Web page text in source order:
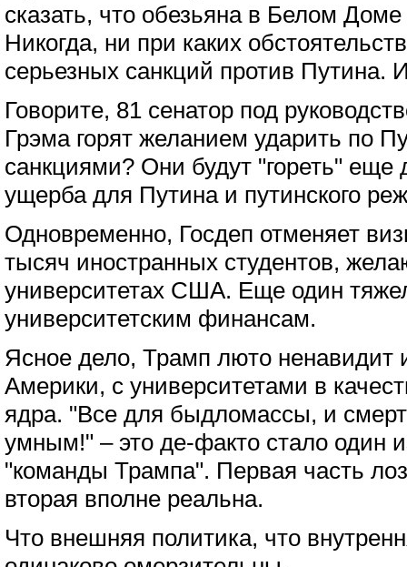
сказать, что обезьяна в Белом
Никогда, ни при каких
серьезных санкций против Путина.
Говорите, 81 сенатор под
Грэма горят желанием ударить по
санкциями? Они будут "гореть" еще
ущерба для Путина и путинского
Одновременно, Госдеп отменяет
тысяч иностранных студентов,
университетах США. Еще один
университетским финансам.
Ясное дело, Трамп люто ненавидит
Америки, с университетами в
ядра. "Все для быдломассы, и
умным!" – это де-факто стало один
"команды Трампа". Первая часть
вторая вполне реальна.
Что внешняя политика, что